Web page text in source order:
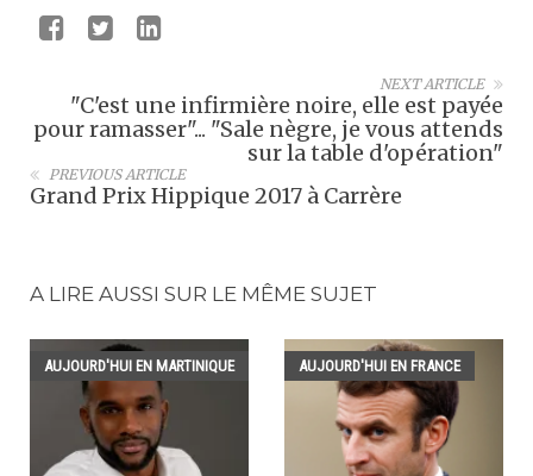
NEXT ARTICLE
"C'est une infirmière noire, elle est payée
pour ramasser"... "Sale nègre, je vous attends
sur la table d'opération"
PREVIOUS ARTICLE
Grand Prix Hippique 2017 à Carrère
A LIRE AUSSI SUR LE MÊME SUJET
AUJOURD'HUI EN MARTINIQUE AUJOURD'HUI EN FRANCE